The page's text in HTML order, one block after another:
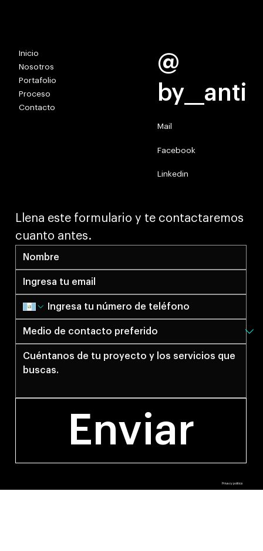
Llena este formulario y te contactaremos
cuanto antes.​​
Enviar
Inicio
Nosotros
Portafolio
Proceso
Contacto
@
by__anti
Mail
Facebook
Linkedin
Privacy politics